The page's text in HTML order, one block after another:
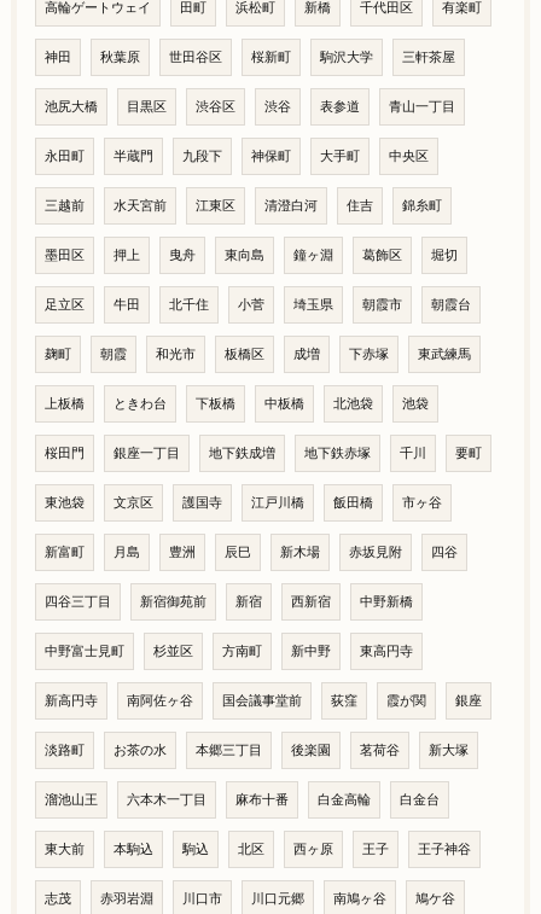
高輪ゲートウェイ 田町 浜松町 新橋 千代田区 有楽町
神田 秋葉原 世田谷区 桜新町 駒沢大学 三軒茶屋
池尻大橋 目黒区 渋谷区 渋谷 表参道 青山一丁目
永田町 半蔵門 九段下 神保町 大手町 中央区
三越前 水天宮前 江東区 清澄白河 住吉 錦糸町
墨田区 押上 曳舟 東向島 鐘ヶ淵 葛飾区 堀切
足立区 牛田 北千住 小菅 埼玉県 朝霞市 朝霞台
麹町 朝霞 和光市 板橋区 成増 下赤塚 東武練馬
上板橋 ときわ台 下板橋 中板橋 北池袋 池袋
桜田門 銀座一丁目 地下鉄成増 地下鉄赤塚 千川 要町
東池袋 文京区 護国寺 江戸川橋 飯田橋 市ヶ谷
新富町 月島 豊洲 辰巳 新木場 赤坂見附 四谷
四谷三丁目 新宿御苑前 新宿 西新宿 中野新橋
中野富士見町 杉並区 方南町 新中野 東高円寺
新高円寺 南阿佐ヶ谷 国会議事堂前 荻窪 霞が関 銀座
淡路町 お茶の水 本郷三丁目 後楽園 茗荷谷 新大塚
溜池山王 六本木一丁目 麻布十番 白金高輪 白金台
東大前 本駒込 駒込 北区 西ヶ原 王子 王子神谷
志茂 赤羽岩淵 川口市 川口元郷 南鳩ヶ谷 鳩ケ谷